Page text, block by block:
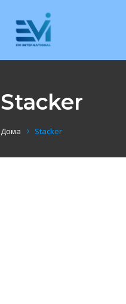
Stacker
Дома Stacker